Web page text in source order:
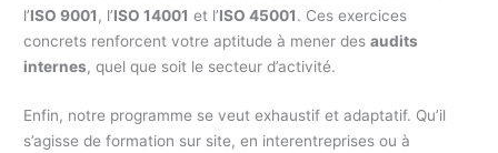
l’ISO 9001 , l’ISO 14001 et l’ISO 45001. Ces exercices
concrets renforcent votre aptitude à mener desaudits
internes, quel que soit le secteur d’activité.
Enfin, notre programme se veut exhaustif et adaptatif. Qu’il
s’agisse de formation sur site, en interentreprises ou à